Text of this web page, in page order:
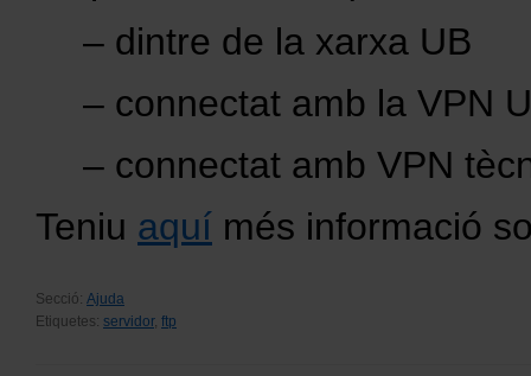
– dintre de la xarxa UB
– connectat amb la VPN
– connectat amb VPN
Teniu aquí més informació
Secció: Ajuda
Etiquetes: servidor, ftp